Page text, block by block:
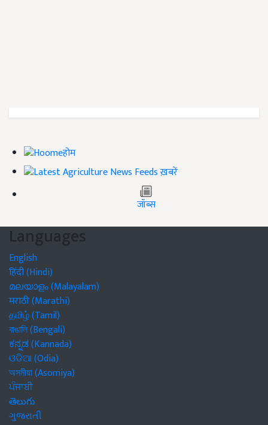
होम
ख़बरें
जॉब्स
Languages
English
हिंदी (Hindi)
മലയാളം (Malayalam)
मराठी (Marathi)
தமிழ் (Tamil)
বাঙালি (Bengali)
ಕನ್ನಡ (Kannada)
ଓଡିଆ (Odia)
অসমীয়া (Asomiya)
ਪੰਜਾਬੀ
తెలుగు
ગુજરાતી